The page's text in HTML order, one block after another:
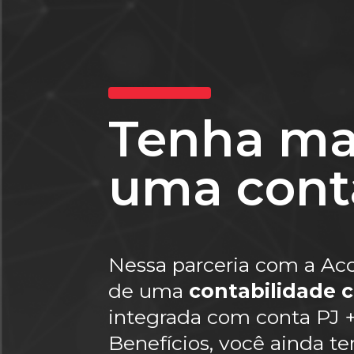
Tenha
uma
Nessa parceria com a
de uma contabilidade
integrada com conta PJ
Benefícios, você ainda